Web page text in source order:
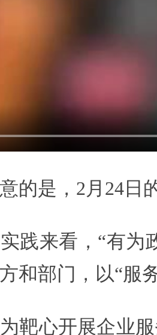
的是，2月24日
践来看，“有为
和部门，以“服
靶心开展企业